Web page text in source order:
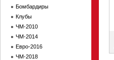
Бомбардиры
Клубы
ЧМ-2010
ЧМ-2014
Евро-2016
ЧМ-2018